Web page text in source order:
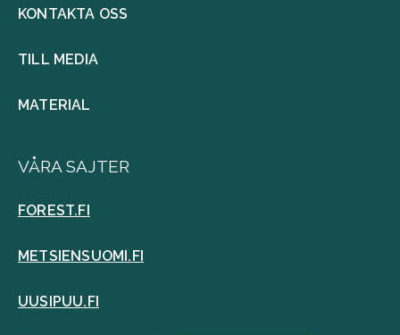
KONTAKTA OSS
TILL MEDIA
MATERIAL
VÅRA SAJTER
FOREST.FI
METSIENSUOMI.FI
UUSIPUU.FI